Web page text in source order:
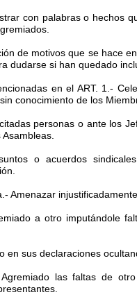
con palabras o hechos
de motivos que se hace
dudarse si han quedado
en el ART. 1.-
conocimiento de los
personas o ante los
o acuerdos
Amenazar
a otro imputándole
en sus declaraciones
las faltas de